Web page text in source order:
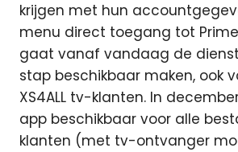
krijgen met hun
menu direct toegang tot Prime
gaat vanaf vandaag de
stap beschikbaar maken, ook
XS4ALL tv-klanten. In
app beschikbaar voor alle
klanten (met tv-ontvanger